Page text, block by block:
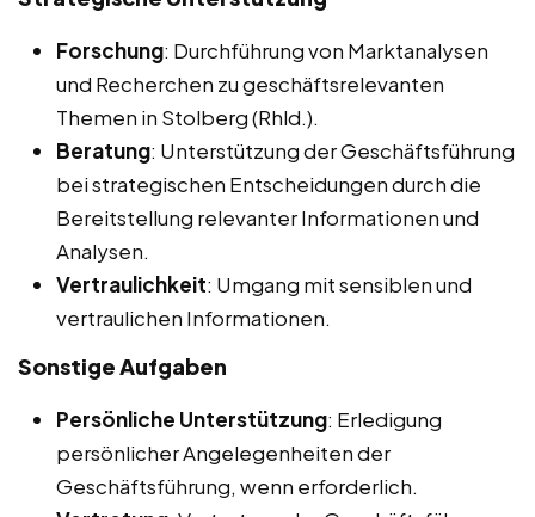
Forschung: Durchführung von Marktanalysen
und Recherchen zu geschäftsrelevanten
Themen in Stolberg (Rhld.).
Beratung: Unterstützung der Geschäftsführung
bei strategischen Entscheidungen durch die
Bereitstellung relevanter Informationen und
Analysen.
Vertraulichkeit: Umgang mit sensiblen und
vertraulichen Informationen.
Sonstige Aufgaben
Persönliche Unterstützung: Erledigung
persönlicher Angelegenheiten der
Geschäftsführung, wenn erforderlich.